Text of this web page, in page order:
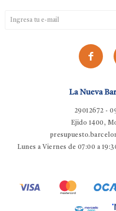
La Nueva
29012672 -
Ejido 1400,
Lunes a Viernes de 07:00 a
